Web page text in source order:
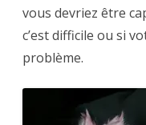
vous devriez être
c’est difficile ou si
problème.